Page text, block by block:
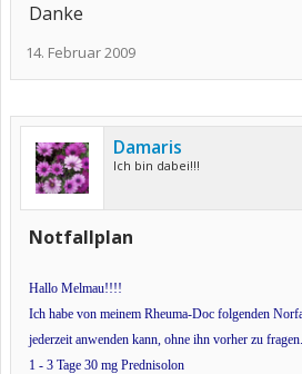
Danke
14. Februar 2009
Damaris
Ich bin dabei!!!
Notfallplan
Hallo Melmau!!!!
Ich habe von meinem Rheuma-Doc folgenden
jederzeit anwenden kann, ohne ihn vorher zu
1 - 3 Tage 30 mg Prednisolon